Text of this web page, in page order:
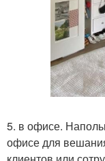
5. в офисе.
офисе для